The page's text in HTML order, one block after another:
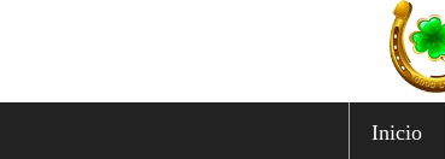
Inicio